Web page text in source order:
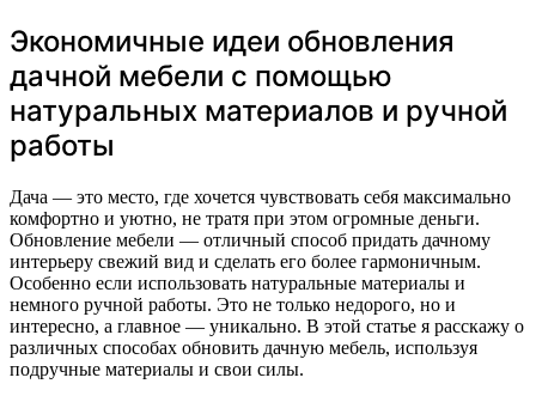
Экономичные идеи обновления
дачной мебели с помощью
натуральных материалов и ручной
работы
Дача — это место, где хочется чувствовать себя максимально
комфортно и уютно, не тратя при этом огромные деньги.
Обновление мебели — отличный способ придать дачному
интерьеру свежий вид и сделать его более гармоничным.
Особенно если использовать натуральные материалы и
немного ручной работы. Это не только недорого, но и
интересно, а главное — уникально. В этой статье я расскажу о
различных способах обновить дачную мебель, используя
подручные материалы и свои силы.